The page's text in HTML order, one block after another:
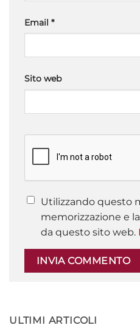
Email *
Sito web
Utilizzando questo
memorizzazione e
da questo sito web.
ULTIMI ARTICOLI